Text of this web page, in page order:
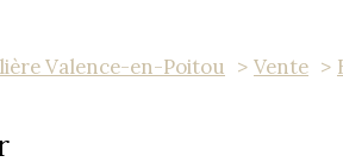
Valence-en-Poitou Vente